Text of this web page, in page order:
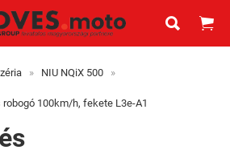
 
» NIU NQiX 500 »
100km/h, fekete L3e-A1